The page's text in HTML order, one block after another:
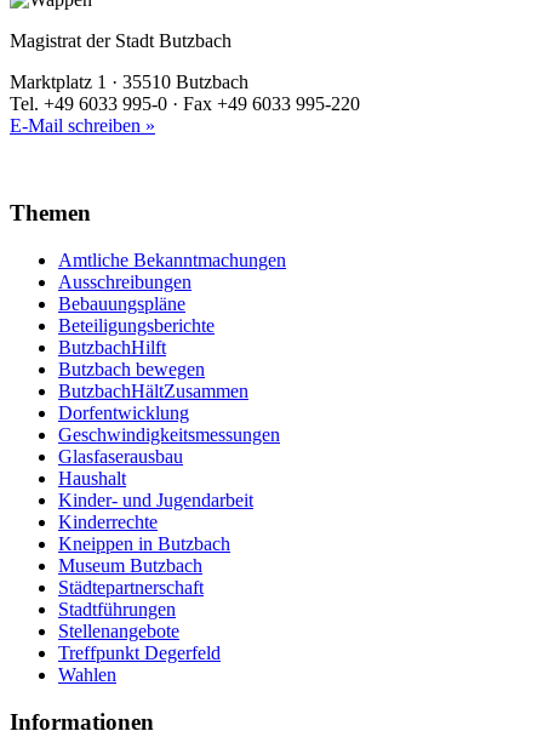
Magistrat der Stadt Butzbach
Marktplatz 1 · 35510 Butzbach
Tel. +49 6033 995-0 · Fax +49 6033 995-220
E-Mail schreiben »
Themen
Amtliche Bekanntmachungen
Ausschreibungen
Bebauungspläne
Beteiligungsberichte
ButzbachHilft
Butzbach bewegen
ButzbachHältZusammen
Dorfentwicklung
Geschwindigkeitsmessungen
Glasfaserausbau
Haushalt
Kinder- und Jugendarbeit
Kinderrechte
Kneippen in Butzbach
Museum Butzbach
Städtepartnerschaft
Stadtführungen
Stellenangebote
Treffpunkt Degerfeld
Wahlen
Informationen